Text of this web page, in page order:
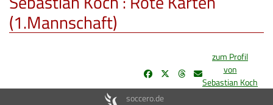
(1.Mannschaft)
zum Profil
von
Sebastian Koch
soccero.de